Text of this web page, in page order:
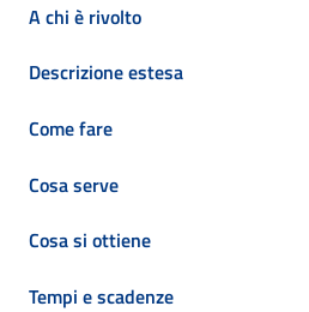
A chi è rivolto
Descrizione estesa
Come fare
Cosa serve
Cosa si ottiene
Tempi e scadenze